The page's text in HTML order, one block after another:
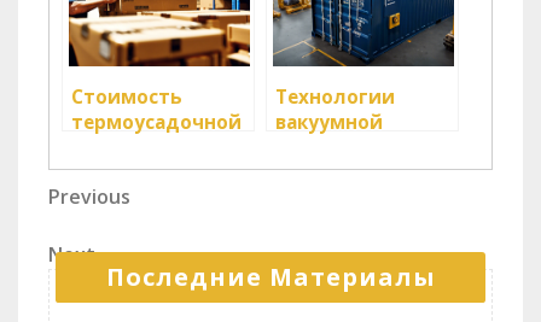
Стоимость
термоусадочной
логистике
Технологии
вакуумной
оптимизация
Навигация
по
записям
Previous
Previous
Next
Post
Next
Последние Материалы